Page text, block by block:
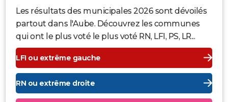
Les résultats des municipales 2026 sont dévoilés
partout dans l'Aube. Découvrez les communes
qui ont le plus voté le plus voté RN, LFI, PS, LR...
LFI ou extrême gauche
RN ou extrême droite